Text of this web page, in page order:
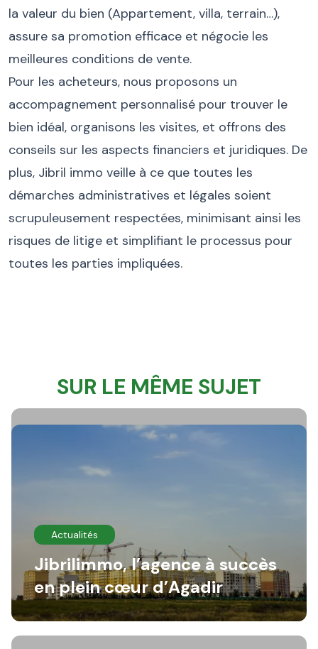
la valeur du bien (Appartement, villa, terrain…),
assure sa promotion efficace et négocie les
meilleures conditions de vente.
Pour les acheteurs, nous proposons un
accompagnement personnalisé pour trouver le
bien idéal, organisons les visites, et offrons des
conseils sur les aspects financiers et juridiques. De
plus, Jibril immo veille à ce que toutes les
démarches administratives et légales soient
scrupuleusement respectées, minimisant ainsi les
risques de litige et simplifiant le processus pour
toutes les parties impliquées.
SUR LE MÊME SUJET
Actualités
Jibrilimmo, l’agence à succès
en plein cœur d’Agadir